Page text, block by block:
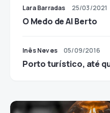
Lara Barradas 25/03/2021
O Medo de Al Berto
Inês Neves 05/09/2016
Porto turístico, até